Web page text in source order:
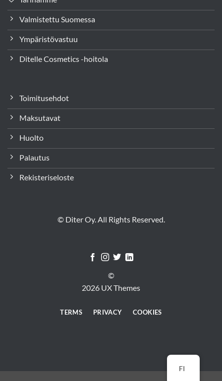
Valmistettu Suomessa
Ympäristövastuu
Ditelle Cosmetics -hoitola
Toimitusehdot
Maksutavat
Huolto
Palautus
Rekisteriseloste
© Diter Oy. All Rights Reserved.
©
2026 UX Themes
TERMS PRIVACY COOKIES
FI